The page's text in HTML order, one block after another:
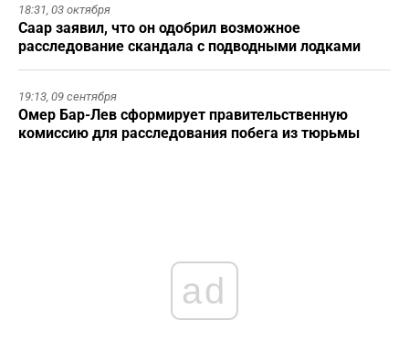
18:31, 03 октября
Саар заявил, что он одобрил возможное
расследование скандала с подводными лодками
19:13, 09 сентября
Омер Бар-Лев сформирует правительственную
комиссию для расследования побега из тюрьмы
ad